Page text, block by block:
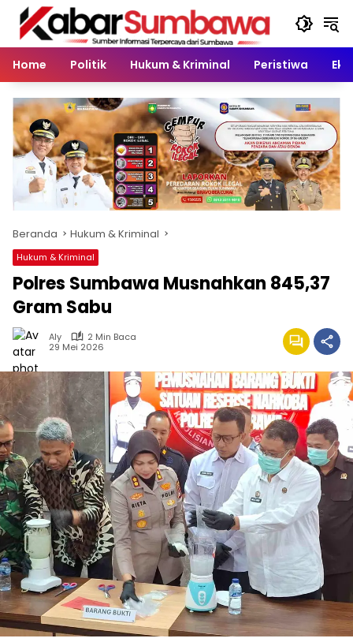
Langsung
konten
Home
Politik Hukum & Kriminal Peristiwa
Beranda Hukum & Kriminal
Hukum & Kriminal
Polres Sumbawa Musnahkan 845,37
Gram Sabu
Aly
2 Min Baca
29 Mei 2026